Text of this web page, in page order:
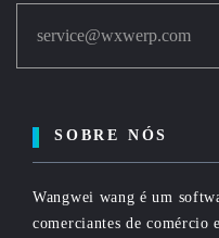
service@wxwerp.com
SOBRE NÓS
Wangwei wang é um
comerciantes de